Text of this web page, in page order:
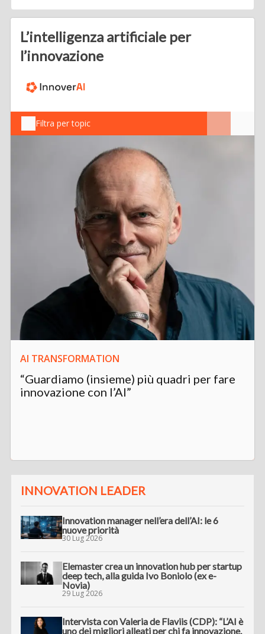
L’intelligenza artificiale per
l’innovazione
Filtra per topic
AI TRANSFORMATION
“Guardiamo (insieme) più quadri per fare
innovazione con l’AI”
INNOVATION LEADER
Innovation manager nell’era dell’AI: le 6
nuove priorità
30 Lug 2026
Elemaster crea un innovation hub per startup
deep tech, alla guida Ivo Boniolo (ex e-
Novia)
29 Lug 2026
Intervista con Valeria de Flaviis (CDP): “L’AI è
uno dei migliori alleati per chi fa innovazione.